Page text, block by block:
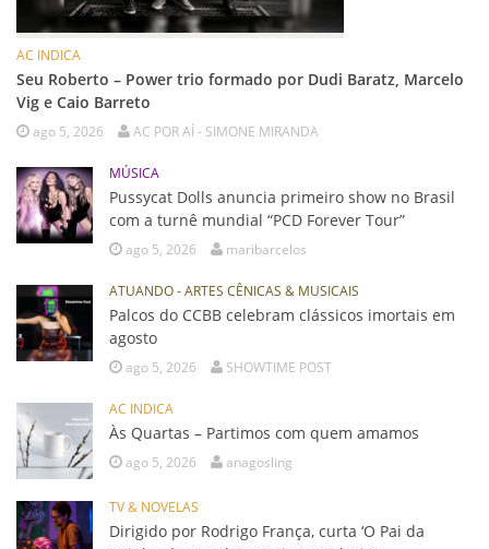
AC INDICA
Seu Roberto – Power trio formado por Dudi Baratz, Marcelo
Vig e Caio Barreto
ago 5, 2026 AC POR AÍ - SIMONE MIRANDA
MÚSICA
Pussycat Dolls anuncia primeiro show no Brasil
com a turnê mundial “PCD Forever Tour”
ago 5, 2026 maribarcelos
ATUANDO - ARTES CÊNICAS & MUSICAIS
Palcos do CCBB celebram clássicos imortais em
agosto
ago 5, 2026 SHOWTIME POST
AC INDICA
Às Quartas – Partimos com quem amamos
ago 5, 2026 anagosling
TV & NOVELAS
Dirigido por Rodrigo França, curta ‘O Pai da